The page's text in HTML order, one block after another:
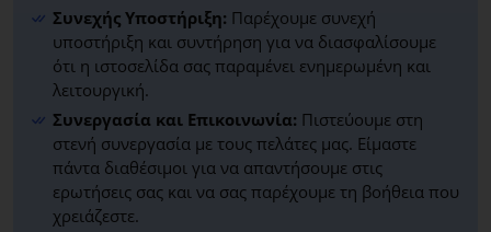
Συνεχής Υποστήριξη: Παρέχουμε συνεχή
υποστήριξη και συντήρηση για να διασφαλίσουμε
ότι η ιστοσελίδα σας παραμένει ενημερωμένη και
λειτουργική.
Συνεργασία και Επικοινωνία: Πιστεύουμε στη
στενή συνεργασία με τους πελάτες μας. Είμαστε
πάντα διαθέσιμοι για να απαντήσουμε στις
ερωτήσεις σας και να σας παρέχουμε τη βοήθεια που
χρειάζεστε.